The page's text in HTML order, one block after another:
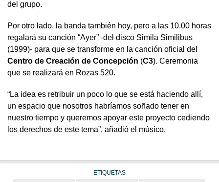
del grupo.
Por otro lado, la banda también hoy, pero a las 10.00 horas
regalará su canción “Ayer” -del disco Simila Similibus
(1999)- para que se transforme en la canción oficial del
Centro de Creación de Concepción (C3). Ceremonia
que se realizará en Rozas 520.
“La idea es retribuir un poco lo que se está haciendo allí,
un espacio que nosotros habríamos soñado tener en
nuestro tiempo y queremos apoyar este proyecto cediendo
los derechos de este tema”, añadió el músico.
ETIQUETAS